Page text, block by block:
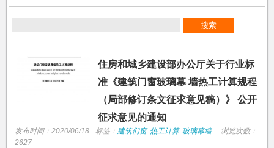
住房和城乡建设部办公厅关于行业标
准《建筑门窗玻璃幕 墙热工计算规程
（局部修订条文征求意见稿）》 公开
征求意见的通知
发布时间：2020/06/18 标签： 建筑们窗 热工计算 玻璃幕墙
浏览次数：
2627